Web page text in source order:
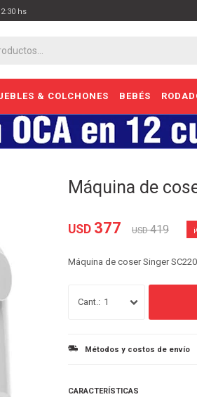
& COLCHONES BEBÉS
hs
Máquina de
USD 377 USD 419
Máquina de coser Singer
1
Métodos y costos de envío
CARACTERÍSTICAS